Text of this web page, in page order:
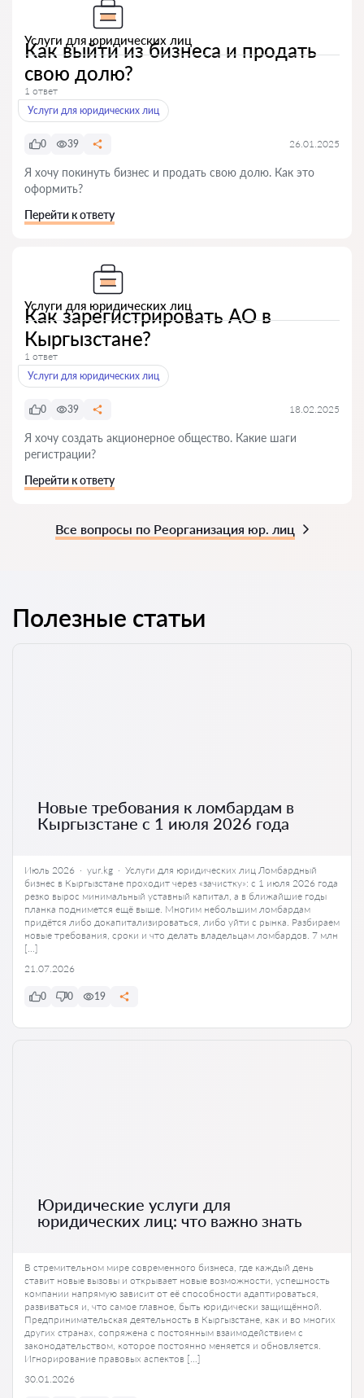
Услуги для юридических лиц
Как выйти из бизнеса и продать
свою долю?
1 ответ
Услуги для юридических лиц
0 39 26.01.2025
Я хочу покинуть бизнес и продать свою долю. Как это
оформить?
Перейти к ответу
Услуги для юридических лиц
Как зарегистрировать АО в
Кыргызстане?
1 ответ
Услуги для юридических лиц
0 39 18.02.2025
Я хочу создать акционерное общество. Какие шаги
регистрации?
Перейти к ответу
Все вопросы по Реорганизация юр. лиц
Полезные статьи
Новые требования к ломбардам в
Кыргызстане с 1 июля 2026 года
Июль 2026 · yur.kg · Услуги для юридических лиц Ломбардный
бизнес в Кыргызстане проходит через «зачистку»: с 1 июля 2026 года
резко вырос минимальный уставный капитал, а в ближайшие годы
планка поднимется ещё выше. Многим небольшим ломбардам
придётся либо докапитализироваться, либо уйти с рынка. Разбираем
новые требования, сроки и что делать владельцам ломбардов. 7 млн
[…]
21.07.2026
0 0 19
Юридические услуги для
юридических лиц: что важно знать
В стремительном мире современного бизнеса, где каждый день
ставит новые вызовы и открывает новые возможности, успешность
компании напрямую зависит от её способности адаптироваться,
развиваться и, что самое главное, быть юридически защищённой.
Предпринимательская деятельность в Кыргызстане, как и во многих
других странах, сопряжена с постоянным взаимодействием с
законодательством, которое постоянно меняется и обновляется.
Игнорирование правовых аспектов […]
30.01.2026